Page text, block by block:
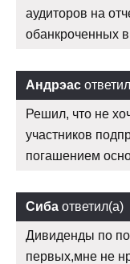
аудиторов на
обанкроченных
Андрэас
Решил, что не
участников
погашением
Сиба ответил(а)
Дивиденды по
первых,мне не